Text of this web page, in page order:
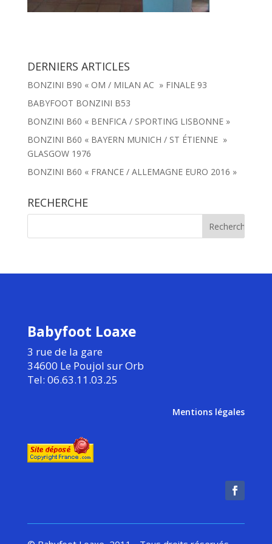
DERNIERS ARTICLES
BONZINI B90 « OM / MILAN AC » FINALE 93
BABYFOOT BONZINI B53
BONZINI B60 « BENFICA / SPORTING LISBONNE »
BONZINI B60 « BAYERN MUNICH / ST ÉTIENNE »
GLASGOW 1976
BONZINI B60 « FRANCE / ALLEMAGNE EURO 2016 »
RECHERCHE
Babyfoot Loaxe
3 rue de la gare
34600 Le Poujol sur Orb
Tel: 06.63.11.03.25
Mentions légales